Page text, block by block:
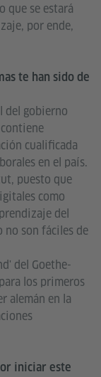
que se estará
por ende,
te han sido de
del gobierno
cualificada
en el país.
puesto que
como
del
son fáciles de
del Goethe-
los primeros
alemán en la
iniciar este